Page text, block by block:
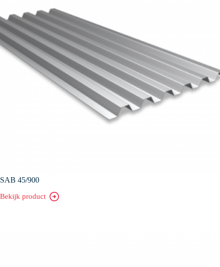
SAB 45/900
Bekijk product
SAB